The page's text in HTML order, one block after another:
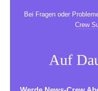
Bei Fragen oder
Crew
Auf